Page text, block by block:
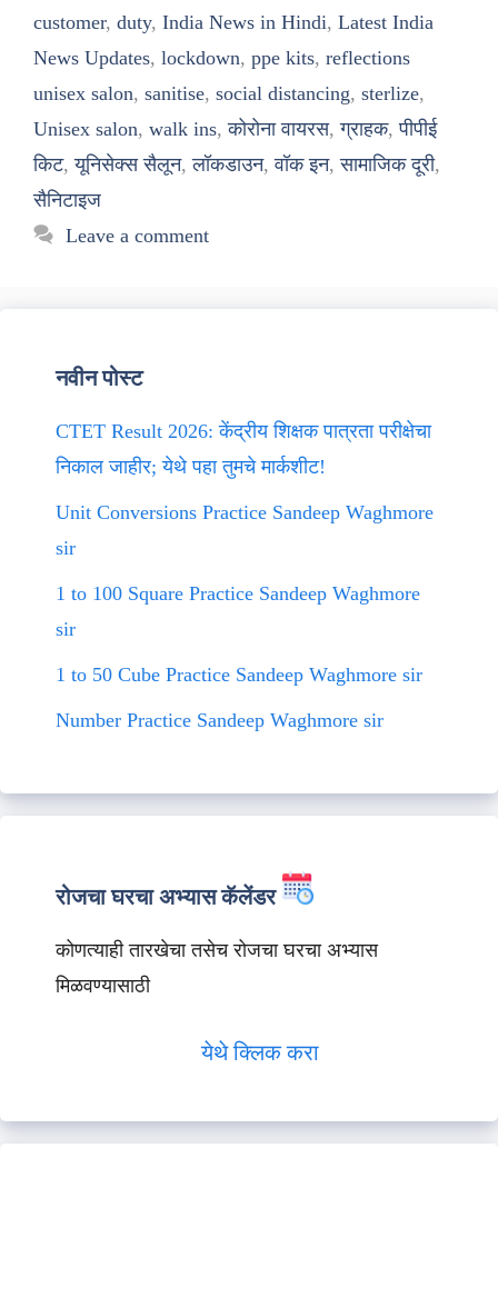
customer, duty, India News in Hindi, Latest India
News Updates, lockdown, ppe kits, reflections
unisex salon, sanitise, social distancing, sterlize,
Unisex salon, walk ins,कोरोना वायरस,ग्राहक,पीपीई
किट,यूनिसेक्स सैलून,लॉकडाउन,वॉक इन,सामाजिक दूरी,
सैनिटाइज
Leave a comment
नवीन पोस्ट
CTET Result 2026: केंद्रीय शिक्षक पात्रता परीक्षेचा
निकाल जाहीर; येथे पहा तुमचे मार्कशीट!
Unit Conversions Practice Sandeep Waghmore
sir
1 to 100 Square Practice Sandeep Waghmore
sir
1 to 50 Cube Practice Sandeep Waghmore sir
Number Practice Sandeep Waghmore sir
रोजचा घरचा अभ्यास कॅलेंडर
कोणत्याही तारखेचा तसेच रोजचा घरचा अभ्यास
मिळवण्यासाठी
येथे क्लिक करा